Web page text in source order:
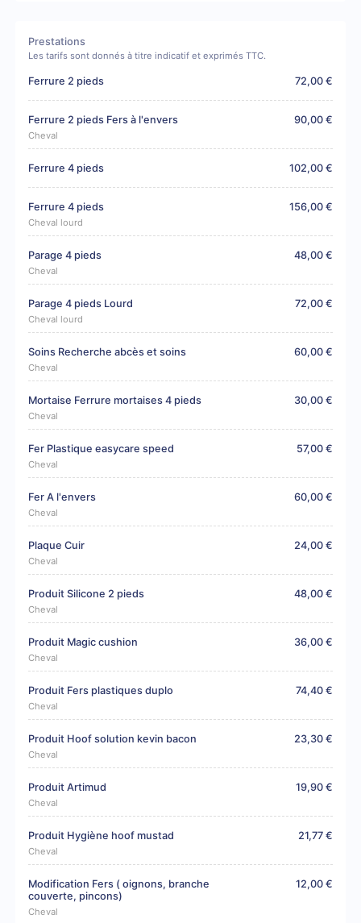
Prestations
Les tarifs sont donnés à titre indicatif et exprimés TTC.
Ferrure 2 pieds 72,00 €
Ferrure 2 pieds Fers à l'envers
Cheval
90,00 €
Ferrure 4 pieds 102,00 €
Ferrure 4 pieds
Cheval lourd
156,00 €
Parage 4 pieds
Cheval
48,00 €
Parage 4 pieds Lourd
Cheval lourd
72,00 €
Soins Recherche abcès et soins
Cheval
60,00 €
Mortaise Ferrure mortaises 4 pieds
Cheval
30,00 €
Fer Plastique easycare speed
Cheval
57,00 €
Fer A l'envers
Cheval
60,00 €
Plaque Cuir
Cheval
24,00 €
Produit Silicone 2 pieds
Cheval
48,00 €
Produit Magic cushion
Cheval
36,00 €
Produit Fers plastiques duplo
Cheval
74,40 €
Produit Hoof solution kevin bacon
Cheval
23,30 €
Produit Artimud
Cheval
19,90 €
Produit Hygiène hoof mustad
Cheval
21,77 €
Modification Fers ( oignons, branche
couverte, pincons)
Cheval
12,00 €